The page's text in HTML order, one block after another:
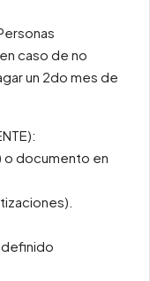
caso de no
un 2do mes de
o documento en